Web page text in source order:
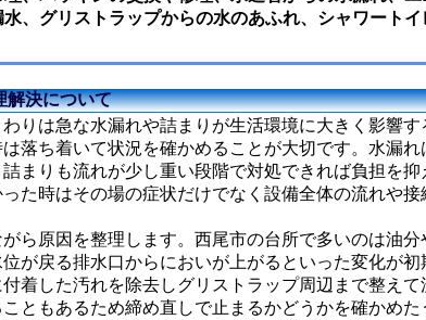
、グリストラップからの水のあふれ、シャワートイ
解決について
りは急な水漏れや詰まりが生活環境に大きく影響
落ち着いて状況を確かめることが大切です。水漏
まりも流れが少し重い段階で対処できれば負担を
た時はその場の症状だけでなく設備全体の流れや接
ら原因を整理します。西尾市の台所で多いのは油
が戻る排水口からにおいが上がるといった変化が初
着した汚れを除去しグリストラップ周辺まで整えて
ともあるため締め直しで止まるかどうかを確かめた